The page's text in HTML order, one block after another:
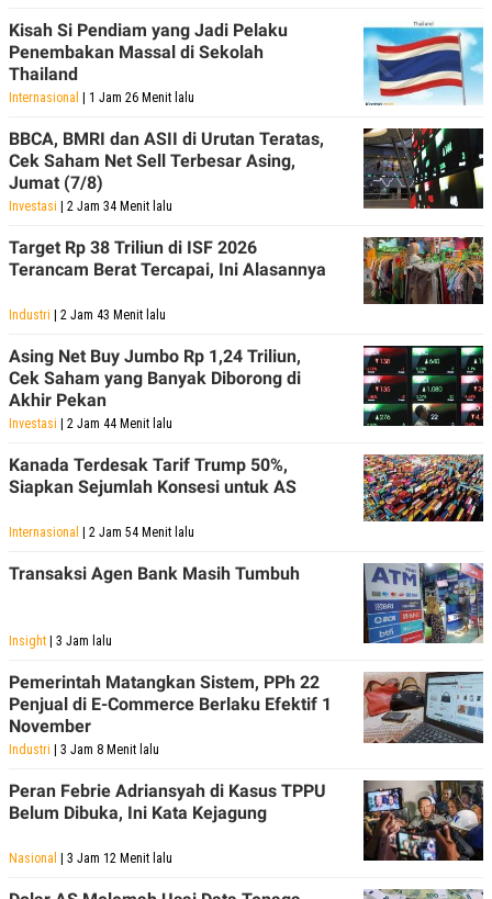
Kisah Si Pendiam yang Jadi Pelaku
Penembakan Massal di Sekolah
Thailand
Internasional | 1 Jam 26 Menit lalu
BBCA, BMRI dan ASII di Urutan Teratas,
Cek Saham Net Sell Terbesar Asing,
Jumat (7/8)
Investasi | 2 Jam 34 Menit lalu
Target Rp 38 Triliun di ISF 2026
Terancam Berat Tercapai, Ini Alasannya
Industri | 2 Jam 43 Menit lalu
Asing Net Buy Jumbo Rp 1,24 Triliun,
Cek Saham yang Banyak Diborong di
Akhir Pekan
Investasi | 2 Jam 44 Menit lalu
Kanada Terdesak Tarif Trump 50%,
Siapkan Sejumlah Konsesi untuk AS
Internasional | 2 Jam 54 Menit lalu
Transaksi Agen Bank Masih Tumbuh
Insight | 3 Jam lalu
Pemerintah Matangkan Sistem, PPh 22
Penjual di E-Commerce Berlaku Efektif 1
November
Industri | 3 Jam 8 Menit lalu
Peran Febrie Adriansyah di Kasus TPPU
Belum Dibuka, Ini Kata Kejagung
Nasional | 3 Jam 12 Menit lalu